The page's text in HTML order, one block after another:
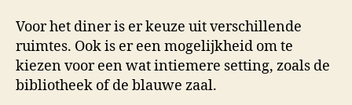
Voor het diner is er keuze uit verschillende
ruimtes. Ook is er een mogelijkheid om te
kiezen voor een wat intiemere setting, zoals de
bibliotheek of de blauwe zaal.